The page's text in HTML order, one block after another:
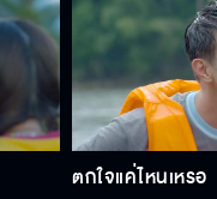
ตกใจแค่ไหนเหรอ